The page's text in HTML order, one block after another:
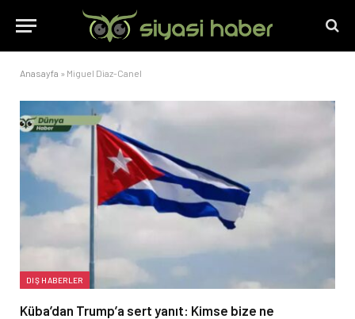
Anasayfa » Miguel Diaz-Canel
DIŞ HABERLER
Küba’dan Trump’a sert yanıt: Kimse bize ne